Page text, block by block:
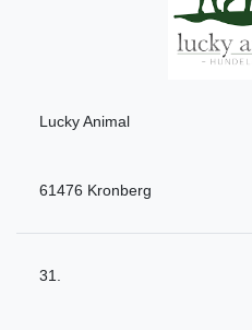
Lucky Animal
61476 Kronberg
31.